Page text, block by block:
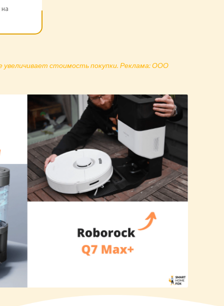
увеличивает стоимость покупки. Реклама: ООО